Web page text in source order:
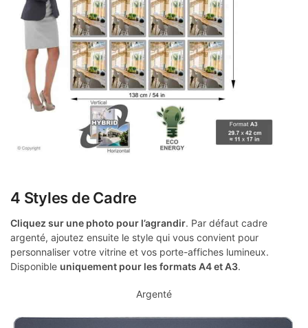
4 Styles de Cadre
Cliquez sur une photo pour l’agrandir. Par défaut cadre
argenté, ajoutez ensuite le style qui vous convient pour
personnaliser votre vitrine et vos porte-affiches lumineux.
Disponible uniquement pour les formats A4 et A3.
Argenté